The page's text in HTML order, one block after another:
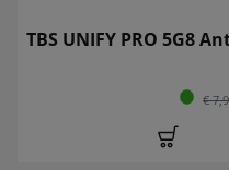
TBS UNIFY PRO 5G8
€